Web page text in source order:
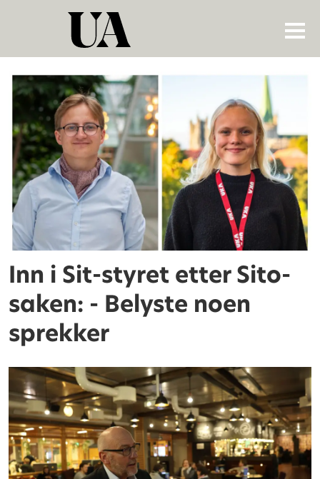
Tag:
cafe
sito
Inn i Sit-styret etter Sito-
saken: - Belyste noen
sprekker